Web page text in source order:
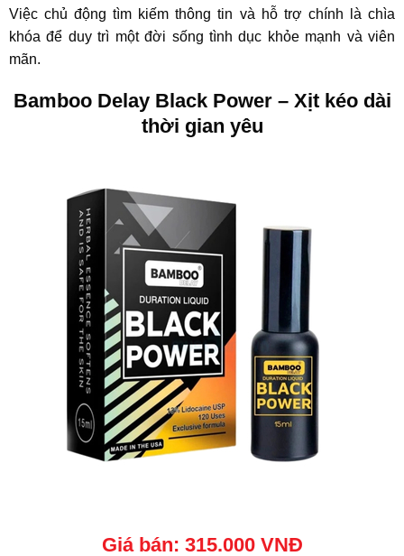
Việc chủ động tìm kiếm thông tin và hỗ trợ chính là chìa
khóa để duy trì một đời sống tình dục khỏe mạnh và viên
mãn.
Bamboo Delay Black Power – Xịt kéo dài
thời gian yêu
Giá bán: 315.000 VNĐ